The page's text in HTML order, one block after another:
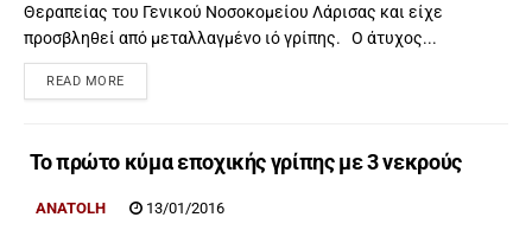
Θεραπείας του Γενικού Νοσοκομείου Λάρισας και είχε
προσβληθεί από μεταλλαγμένο ιό γρίπης. Ο άτυχος...
READ MORE
Το πρώτο κύμα εποχικής γρίπης με 3 νεκρούς
ANATOLH 13/01/2016